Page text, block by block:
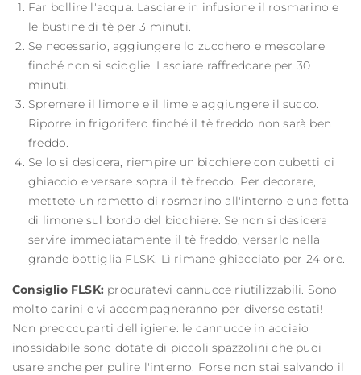
Far bollire l'acqua. Lasciare in infusione il rosmarino e
le bustine di tè per 3 minuti.
Se necessario, aggiungere lo zucchero e mescolare
finché non si scioglie. Lasciare raffreddare per 30
minuti.
Spremere il limone e il lime e aggiungere il succo.
Riporre in frigorifero finché il tè freddo non sarà ben
freddo.
Se lo si desidera, riempire un bicchiere con cubetti di
ghiaccio e versare sopra il tè freddo. Per decorare,
mettete un rametto di rosmarino all'interno e una fetta
di limone sul bordo del bicchiere. Se non si desidera
servire immediatamente il tè freddo, versarlo nella
grande bottiglia FLSK. Lì rimane ghiacciato per 24 ore.
Consiglio FLSK: procuratevi cannucce riutilizzabili. Sono
molto carini e vi accompagneranno per diverse estati!
Non preoccuparti dell'igiene: le cannucce in acciaio
inossidabile sono dotate di piccoli spazzolini che puoi
usare anche per pulire l'interno. Forse non stai salvando il